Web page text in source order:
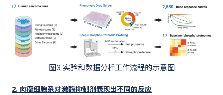
图3 实验和数据分析工作流程的示意图
2. 肉瘤细胞系对激酶抑制剂表现出不同的反应